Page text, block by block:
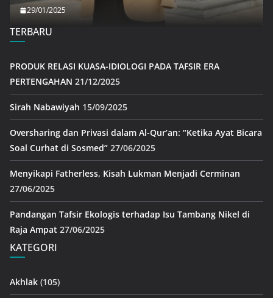
29/01/2025
TERBARU
PRODUK RELASI KUASA-IDIOLOGI PADA TAFSIR ERA
PERTENGAHAN 21/12/2025
Sirah Nabawiyah 15/09/2025
Oversharing dan Privasi dalam Al-Qur’an: “Ketika Ayat Bicara
Soal Curhat di Sosmed” 27/06/2025
Menyikapi Fatherless, Kisah Lukman Menjadi Cerminan
27/06/2025
Pandangan Tafsir Ekologis terhadap Isu Tambang Nikel di
Raja Ampat 27/06/2025
KATEGORI
Akhlak (105)